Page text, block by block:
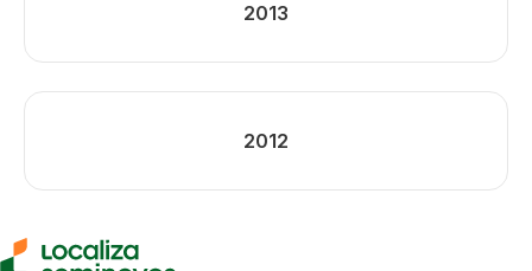
2013
2012